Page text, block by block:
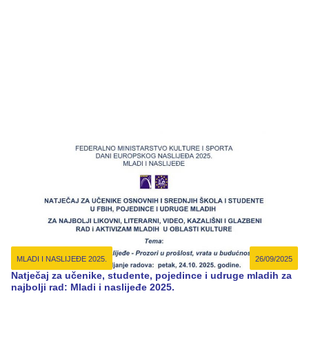
MLADI I NASLIJEĐE 2025. 26/09/2025
Natječaj za učenike, studente, pojedince i udruge mladih za
najbolji rad: Mladi i naslijeđe 2025.